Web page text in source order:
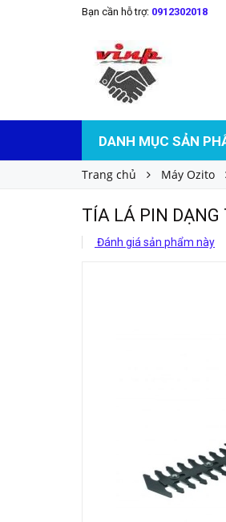
Bạn cần hỗ trợ: 0912302018
DANH MỤC SẢN
Trang chủ Máy Ozito
TỈA LÁ PIN
Đánh giá sản phẩm này
TỈA LÁ PIN DẠNG